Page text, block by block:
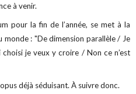
à venir.
pour la fin de l’année, se met à la
: "De dimension parallèle / Je
je veux y croire / Non ce n’est
déjà séduisant. À suivre donc.